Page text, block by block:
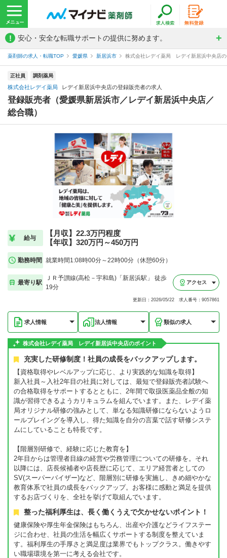
! 安心・安全な転職サポートの提供に努めます。
薬剤師の求人・転職TOP 愛媛県 新居浜市 株式会社レデイ薬局 レデイ新居浜中央店
正社員 調剤薬局
株式会社レデイ薬局 レデイ新居浜中央店の登録販売者の求人
登録販売者（愛媛県新居浜市／レデイ新居浜中央店／
総合職）
給与
【月収】22.3万円程度
【年収】320万円～450万円
勤務時間 就業時間1:08時00分～22時00分（休憩60分）
最寄り駅
ＪＲ予讃線(高松－宇和島)「新居浜駅」 徒歩
19分
アクセス
更新日：2026/05/22 求人番号：9057861
求人情報 法人情報 類似の求人
株式会社レデイ薬局 レデイ新居浜中央店のポイント
充実した研修制度！社員の成長をバックアップします。
【資格取得やレベルアップに応じ、より実践的な知識を取得】
新入社員～入社2年目の社員に対しては、最短で登録販売者試験へ
の合格取得をサポートするとともに、2年間で取扱医薬品全般の知
識が習得できるようカリキュラムを組んでいます。また、レデイ薬
局オリジナル研修の強みとして、単なる知識研修にならないようロ
ールプレイングを導入し、得た知識を自分の言葉で話す研修システ
ムにしていることも特長です。
【階層別研修で、経験に応じた教育を】
2年目からは管理者目線の経営や労務管理についての研修を。それ
以降には、店長候補者や店長歴に応じて、エリア経営者としての
SV(スーパーバイザー)など、階層別に研修を実施し、きめ細やかな
教育体系で社員の成長をバックアップ。お客様に感動と満足を提供
するお店づくりを、全社を挙げて取組んでいます。
整った福利厚生は、長く働くうえで欠かせないポイント！
健康保険や厚生年金保険はもちろん、出産や介護などライフステー
ジに合わせ、社員の生活を幅広くサポートする制度を整えていま
す。福利厚生の手厚さと満足度は業界でもトップクラス。働きやす
い職場環境を第一に考える会社です。